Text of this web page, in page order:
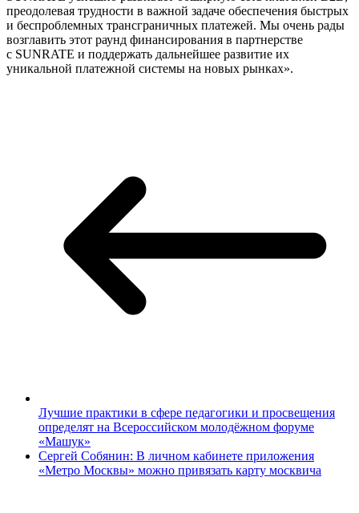
преодолевая трудности в важной задаче обеспечения быстрых
и беспроблемных трансграничных платежей. Мы очень рады
возглавить этот раунд финансирования в партнерстве
с SUNRATE и поддержать дальнейшее развитие их
уникальной платежной системы на новых рынках».
Лучшие практики в сфере педагогики и просвещения
определят на Всероссийском молодёжном форуме
«Машук»
Сергей Собянин: В личном кабинете приложения
«Метро Москвы» можно привязать карту москвича